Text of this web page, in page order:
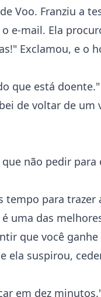
Voo. Franziu a
e-mail. Ela
Exclamou, e o
que está doente."
de voltar de um
não pedir para
para trazer
uma das
que você
ela suspirou,
em dez